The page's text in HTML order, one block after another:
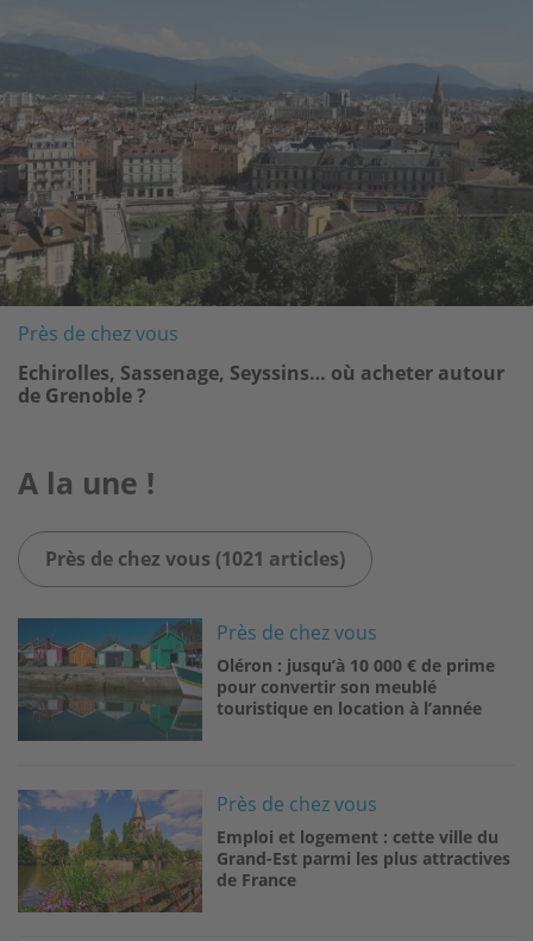
Près de chez vous
Echirolles, Sassenage, Seyssins… où acheter autour
de Grenoble ?
A la une !
Près de chez vous (1021 articles)
Près de chez vous
Oléron : jusqu’à 10 000 € de prime
pour convertir son meublé
touristique en location à l’année
Image Près de chez vous
Emploi et logement : cette ville du
Grand-Est parmi les plus attractives
de France